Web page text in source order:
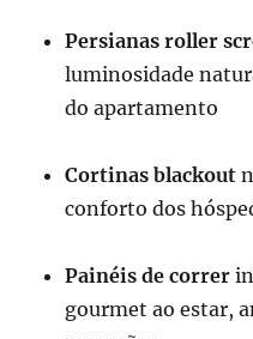
Persianas roller
luminosidade
do apartamento
Cortinas blackout
conforto dos
Painéis de correr
gourmet ao estar,